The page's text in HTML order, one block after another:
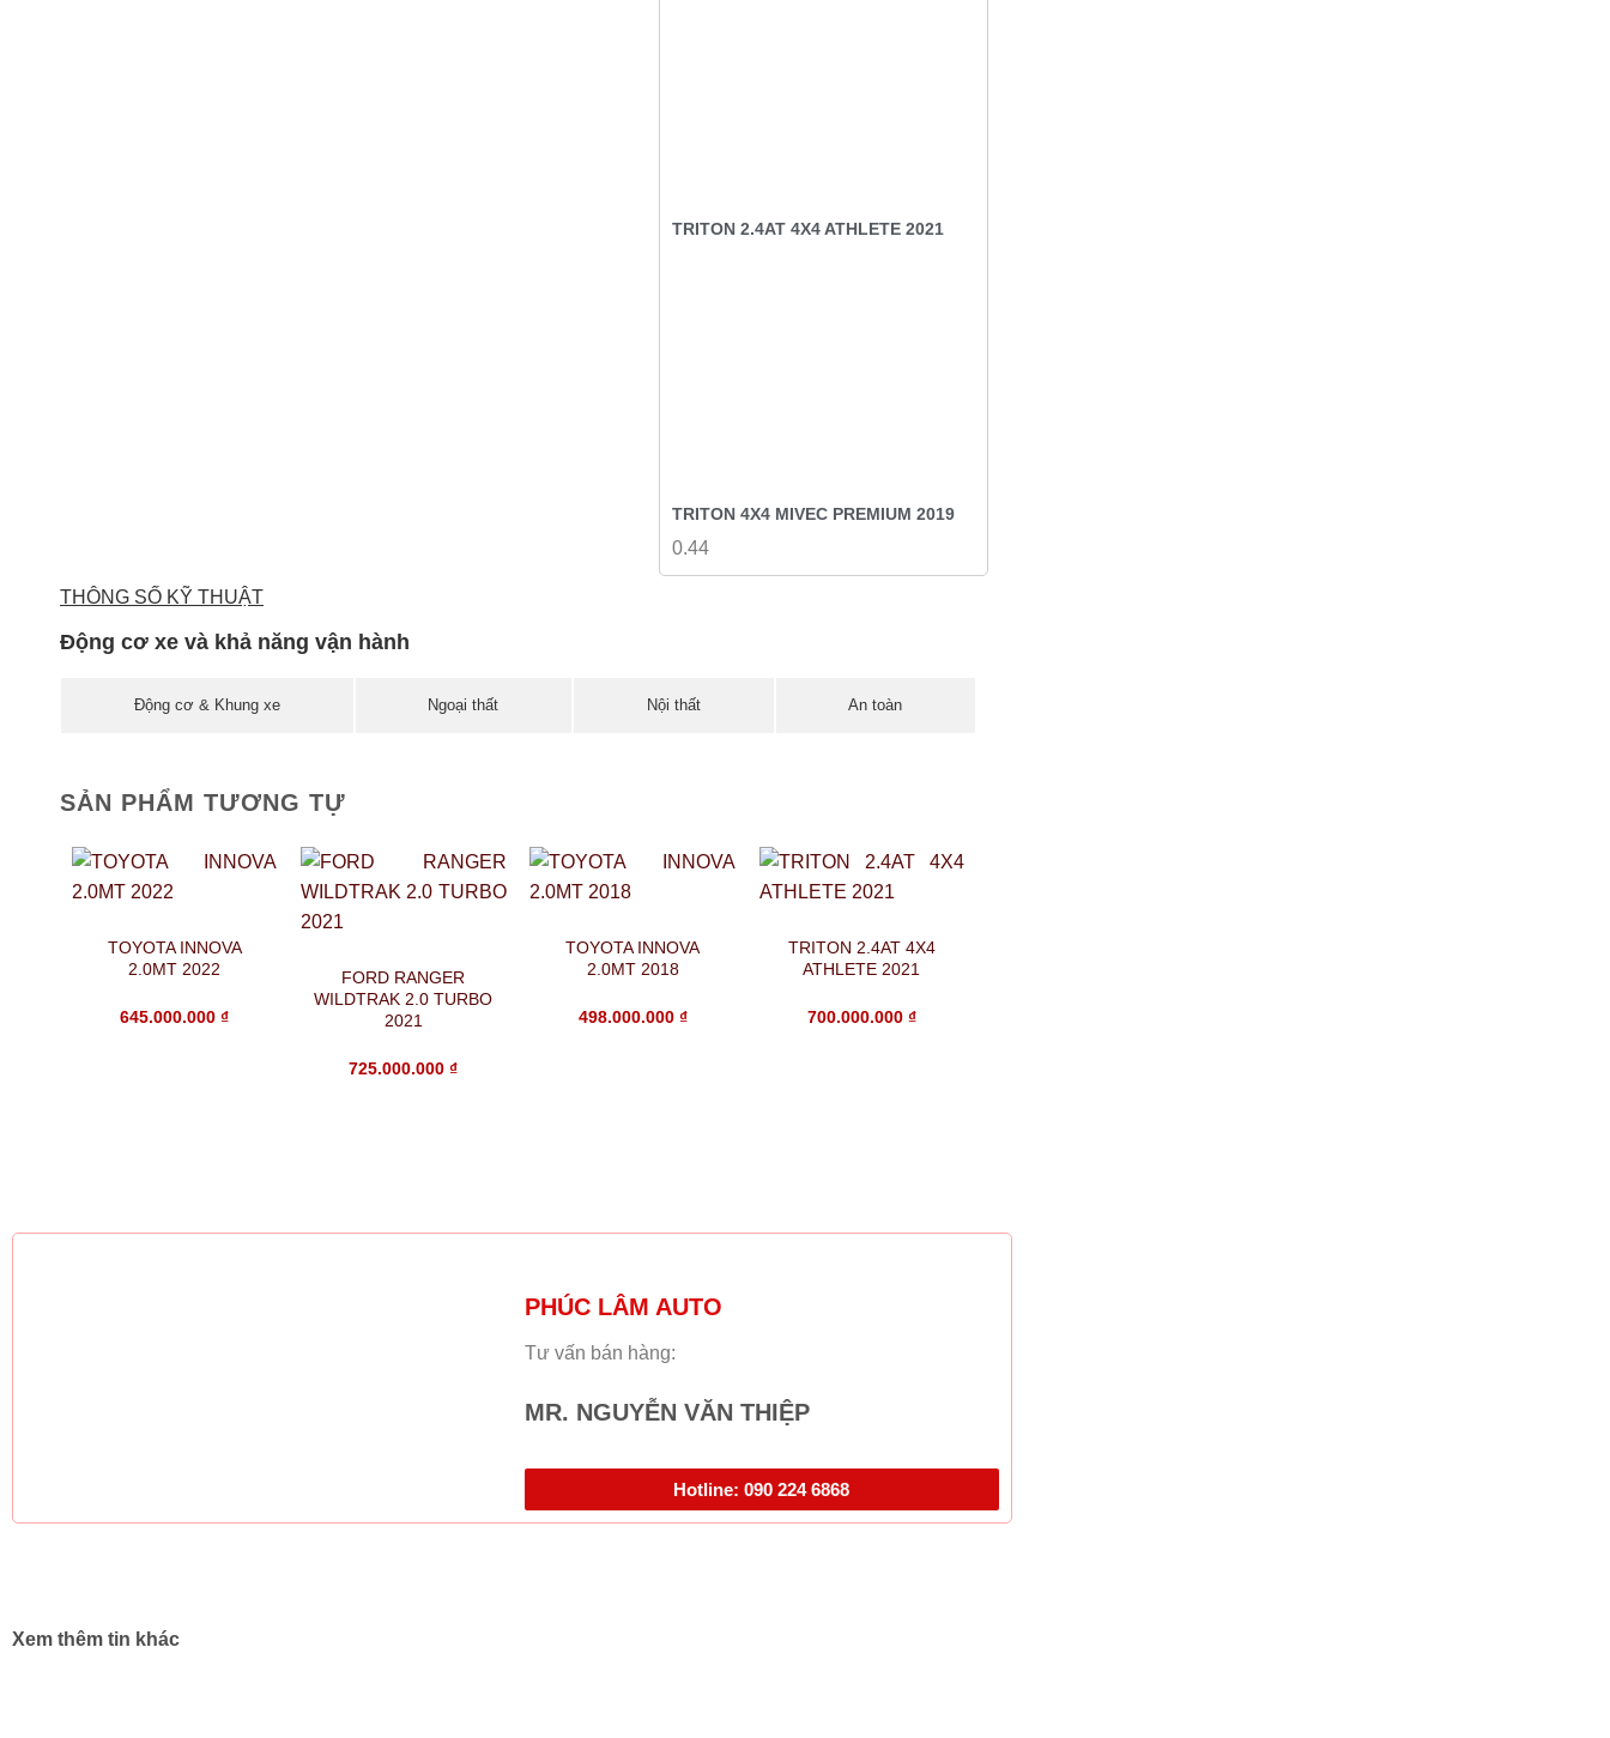
TRITON 2.4AT 4X4 ATHLETE 2021
TRITON 4X4 MIVEC PREMIUM 2019
THÔNG SỐ KỸ THUẬT
Động cơ xe và khả năng vận hành
Động cơ & Khung xe Ngoại thất Nội thất An toàn
SẢN PHẨM TƯƠNG TỰ
TOYOTA INNOVA
2.0MT 2022
645.000.000₫
FORD RANGER
WILDTRAK 2.0 TURBO
2021
725.000.000₫
TOYOTA INNOVA
2.0MT 2018
498.000.000 ₫
TRITON 2.4AT 4X4
ATHLETE 2021
700.000.000 ₫
PHÚC LÂM AUTO
Tư vấn bán hàng:
MR. NGUYỄN VĂN THIỆP
Hotline: 090 224 6868
Xem thêm tin khác